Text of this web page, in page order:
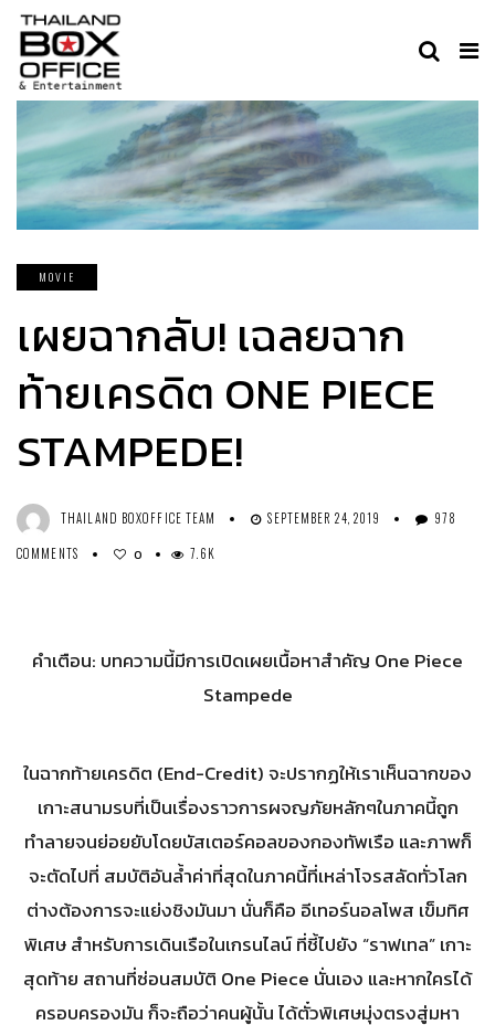
MOVIE
เผยฉากลับ! เฉลยฉาก
ท้ายเครดิต ONE PIECE
STAMPEDE!
THAILAND BOXOFFICE TEAM SEPTEMBER 24, 2019
978
COMMENTS
0 7.6K
คำเตือน: บทความนี้มีการเปิดเผยเนื้อหาสำคัญ One Piece
Stampede
ในฉากท้ายเครดิต (End-Credit) จะปรากฏให้เราเห็นฉากของ
เกาะสนามรบที่เป็นเรื่องราวการผจญภัยหลักๆในภาคนี้ถูก
ทำลายจนย่อยยับโดยบัสเตอร์คอลของกองทัพเรือ และภาพก็
จะตัดไปที่ สมบัติอันล้ำค่าที่สุดในภาคนี้ที่เหล่าโจรสลัดทั่วโลก
ต่างต้องการจะแย่งชิงมันมา นั่นก็คือ อีเทอร์นอลโพส เข็มทิศ
พิเศษ สำหรับการเดินเรือในเกรนไลน์ ที่ชี้ไปยัง “ราฟเทล” เกาะ
สุดท้าย สถานที่ซ่อนสมบัติ One Piece นั่นเอง และหากใครได้
ครอบครองมัน ก็จะถือว่าคนผู้นั้น ได้ตั๋วพิเศษมุ่งตรงสู่มหา